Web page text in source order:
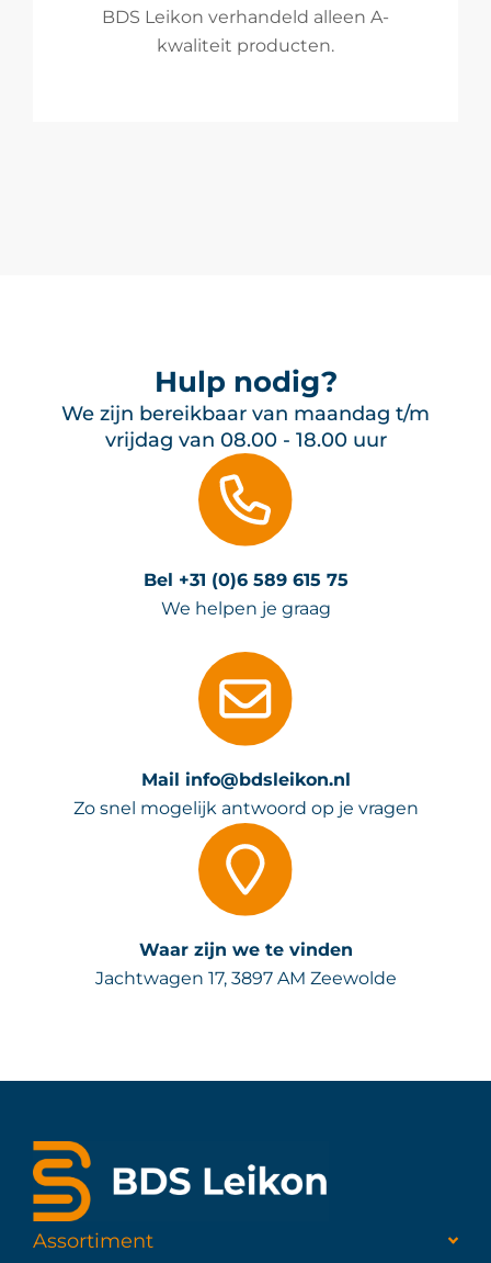
BDS Leikon verhandeld alleen A-
kwaliteit producten.
Hulp nodig?
We zijn bereikbaar van maandag t/m
vrijdag van 08.00 - 18.00 uur
Bel +31 (0)6 589 615 75
We helpen je graag
Mail info@bdsleikon.nl
Zo snel mogelijk antwoord op je vragen
Waar zijn we te vinden
Jachtwagen 17, 3897 AM Zeewolde
Assortiment